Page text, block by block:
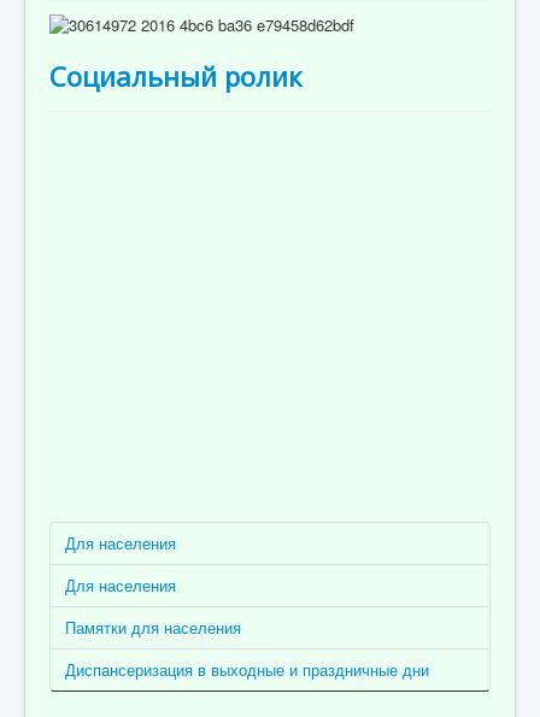
Социальный ролик
Для населения
Для населения
Памятки для населения
Диспансеризация в выходные и праздничные дни